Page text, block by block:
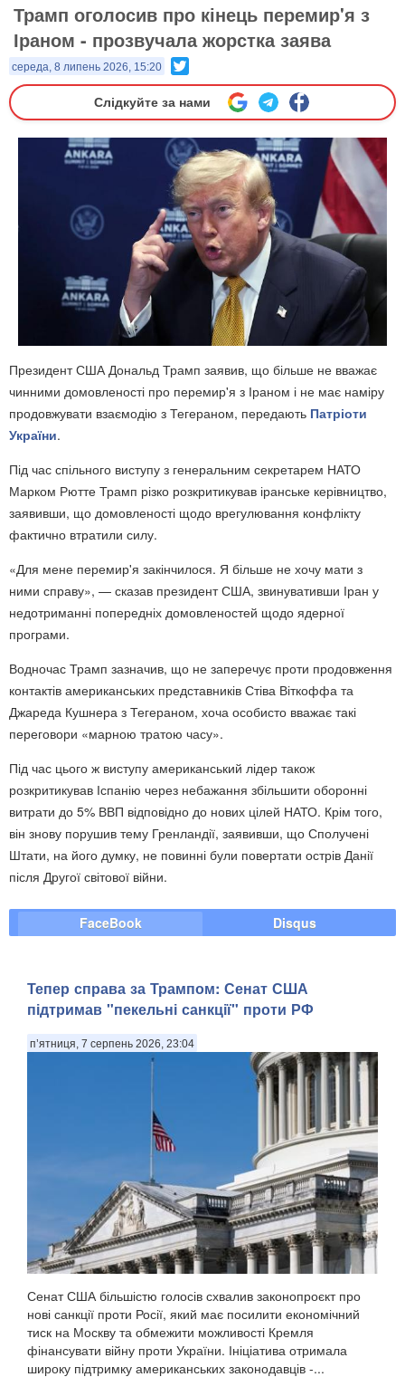
Трамп оголосив про кінець перемир'я з
Іраном - прозвучала жорстка заява
середа, 8 липень 2026, 15:20
Слідкуйте за нами
Президент США Дональд Трамп заявив, що більше не вважає
чинними домовленості про перемир'я з Іраном і не має наміру
продовжувати взаємодію з Тегераном, передають Патріоти
України.
Під час спільного виступу з генеральним секретарем НАТО
Марком Рютте Трамп різко розкритикував іранське керівництво,
заявивши, що домовленості щодо врегулювання конфлікту
фактично втратили силу.
«Для мене перемир'я закінчилося. Я більше не хочу мати з
ними справу», — сказав президент США, звинувативши Іран у
недотриманні попередніх домовленостей щодо ядерної
програми.
Водночас Трамп зазначив, що не заперечує проти продовження
контактів американських представників Стіва Віткоффа та
Джареда Кушнера з Тегераном, хоча особисто вважає такі
переговори «марною тратою часу».
Під час цього ж виступу американський лідер також
розкритикував Іспанію через небажання збільшити оборонні
витрати до 5% ВВП відповідно до нових цілей НАТО. Крім того,
він знову порушив тему Гренландії, заявивши, що Сполучені
Штати, на його думку, не повинні були повертати острів Данії
після Другої світової війни.
FaceBook Disqus
Тепер справа за Трампом: Сенат США
підтримав "пекельні санкції" проти РФ
п’ятниця, 7 серпень 2026, 23:04
Сенат США більшістю голосів схвалив законопроєкт про
нові санкції проти Росії, який має посилити економічний
тиск на Москву та обмежити можливості Кремля
фінансувати війну проти України. Ініціатива отримала
широку підтримку американських законодавців -...